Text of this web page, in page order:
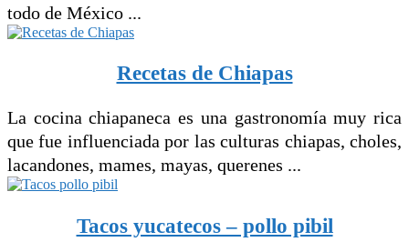
todo de México ...
Recetas de Chiapas
La cocina chiapaneca es una gastronomía muy rica
que fue influenciada por las culturas chiapas, choles,
lacandones, mames, mayas, querenes ...
Tacos yucatecos – pollo pibil